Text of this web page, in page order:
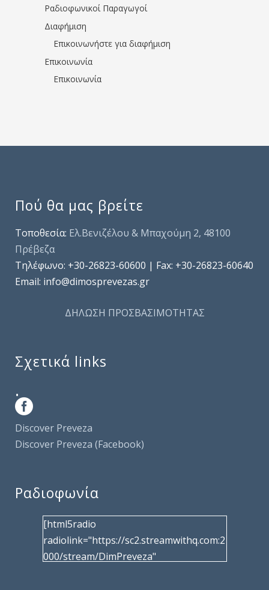
Ραδιοφωνικοί Παραγωγοί
Διαφήμιση
Επικοινωνήστε για διαφήμιση
Επικοινωνία
Επικοινωνία
Πού θα μας βρείτε
Τοποθεσία: Ελ.Βενιζέλου & Μπαχούμη 2, 48100
Πρέβεζα
Τηλέφωνo: +30-26823-60600 | Fax: +30-26823-60640
Email: info@dimosprevezas.gr
ΔΗΛΩΣΗ ΠΡΟΣΒΑΣΙΜΟΤΗΤΑΣ
Σχετικά links
.
Discover Preveza
Discover Preveza (Facebook)
Ραδιοφωνία
[html5radio
radiolink="https://sc2.streamwithq.com:2
000/stream/DimPreveza"